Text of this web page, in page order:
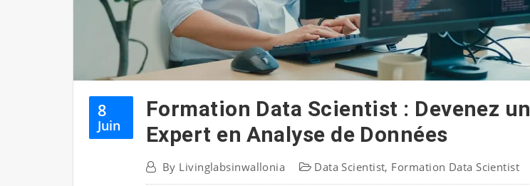
8
Juin
Formation Data Scientist : Devenez un
Expert en Analyse de Données
By Livinglabsinwallonia Data Scientist, Formation Data Scientist